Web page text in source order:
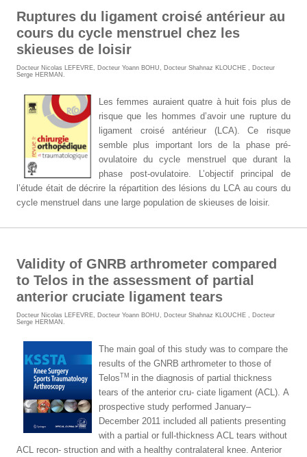
Ruptures du ligament croisé antérieur au
cours du cycle menstruel chez les
skieuses de loisir
Docteur Nicolas LEFEVRE Docteur Yoann BOHU Docteur Shahnaz KLOUCHE
Docteur
Serge HERMAN
Les femmes auraient quatre à huit fois plus de
risque que les hommes d’avoir une rupture du
ligament croisé antérieur (LCA). Ce risque
semble plus important lors de la phase pré-
ovulatoire du cycle menstruel que durant la
phase post-ovulatoire. L’objectif principal de
l’étude était de décrire la répartition des lésions du LCA au cours du
cycle menstruel dans une large population de skieuses de loisir.
Validity of GNRB arthrometer compared
to Telos in the assessment of partial
anterior cruciate ligament tears
Docteur Nicolas LEFEVRE Docteur Yoann BOHU Docteur Shahnaz KLOUCHE
Docteur
Serge HERMAN
The main goal of this study was to compare the
results of the GNRB arthrometer to those of
TelosTM in the diagnosis of partial thickness
tears of the anterior cru- ciate ligament (ACL). A
prospective study performed January–
December 2011 included all patients presenting
with a partial or full-thickness ACL tears without
ACL recon- struction and with a healthy contralateral knee. Anterior